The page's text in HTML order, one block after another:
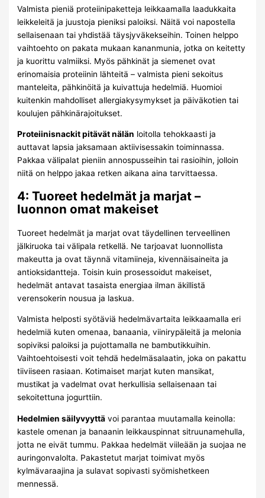
Valmista pieniä proteiinipaketteja leikkaamalla laadukkaita
leikkeleitä ja juustoja pieniksi paloiksi. Näitä voi napostella
sellaisenaan tai yhdistää täysjyväkekseihin. Toinen helppo
vaihtoehto on pakata mukaan kananmunia, jotka on keitetty
ja kuorittu valmiiksi. Myös pähkinät ja siemenet ovat
erinomaisia proteiinin lähteitä – valmista pieni sekoitus
manteleita, pähkinöitä ja kuivattuja hedelmiä. Huomioi
kuitenkin mahdolliset allergiakysymykset ja päiväkotien tai
koulujen pähkinärajoitukset.
Proteiinisnackit pitävät nälän loitolla tehokkaasti ja
auttavat lapsia jaksamaan aktiivisessakin toiminnassa.
Pakkaa välipalat pieniin annospusseihin tai rasioihin, jolloin
niitä on helppo jakaa retken aikana aina tarvittaessa.
4: Tuoreet hedelmät ja marjat –
luonnon omat makeiset
Tuoreet hedelmät ja marjat ovat täydellinen terveellinen
jälkiruoka tai välipala retkellä. Ne tarjoavat luonnollista
makeutta ja ovat täynnä vitamiineja, kivennäisaineita ja
antioksidantteja. Toisin kuin prosessoidut makeiset,
hedelmät antavat tasaista energiaa ilman äkillistä
verensokerin nousua ja laskua.
Valmista helposti syötäviä hedelmävartaita leikkaamalla eri
hedelmiä kuten omenaa, banaania, viinirypäleitä ja melonia
sopiviksi paloiksi ja pujottamalla ne bambutikkuihin.
Vaihtoehtoisesti voit tehdä hedelmäsalaatin, joka on pakattu
tiiviiseen rasiaan. Kotimaiset marjat kuten mansikat,
mustikat ja vadelmat ovat herkullisia sellaisenaan tai
sekoitettuna jogurttiin.
Hedelmien säilyvyyttä voi parantaa muutamalla keinolla:
kastele omenan ja banaanin leikkauspinnat sitruunamehulla,
jotta ne eivät tummu. Pakkaa hedelmät viileään ja suojaa ne
auringonvalolta. Pakastetut marjat toimivat myös
kylmävaraajina ja sulavat sopivasti syömishetkeen
mennessä.